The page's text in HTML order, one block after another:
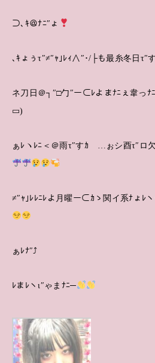
⊃､ｷ＠ﾅﾆ″ょ
､ｷょぅτ″≠″ｬ｣ﾚｨ∧″･/├も最糸冬日τ″
ネ刀日＠┐″□勹″ー⊂ﾚよまﾅﾆぇ韋っﾅ
▭)
ぁﾚヽﾚﾆ＜＠雨τ″すｶゞ…ぉシ酉τ″ロ欠
≠″ｬ｣ﾚﾚﾆﾚよ月曜ー⊂ｶゝ関イ系ﾅょﾚ
ぁﾚﾅ″⤴︎
ﾚまﾚヽι″ゃまﾅﾆ─